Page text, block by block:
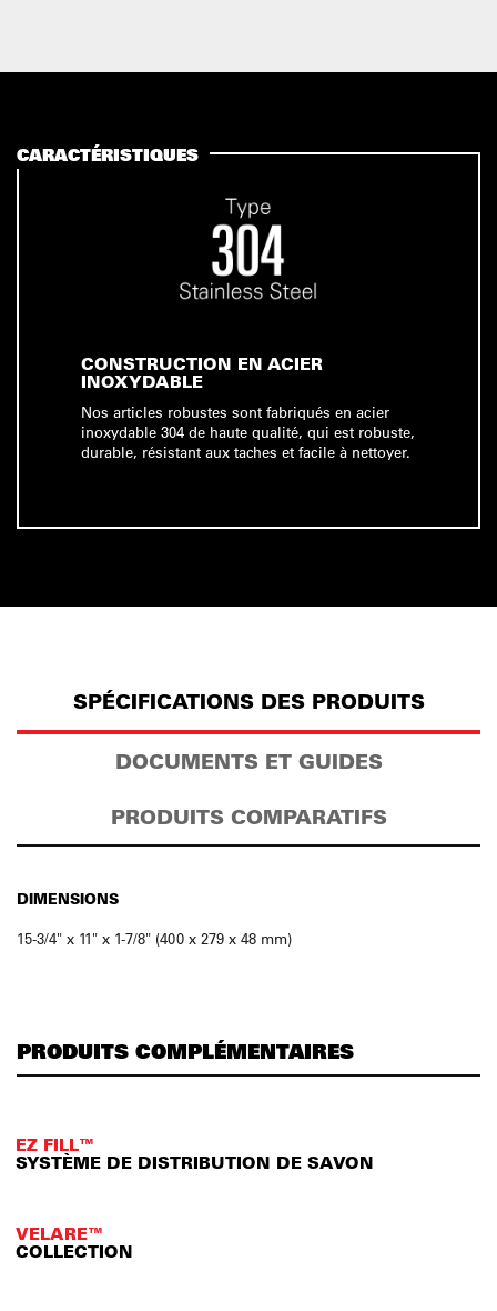
CARACTÉRISTIQUES
CONSTRUCTION EN ACIER
INOXYDABLE
Nos articles robustes sont fabriqués en acier
inoxydable 304 de haute qualité, qui est robuste,
durable, résistant aux taches et facile à nettoyer.
SPÉCIFICATIONS DES PRODUITS
DOCUMENTS ET GUIDES
PRODUITS COMPARATIFS
DIMENSIONS
15-3/4" x 11" x 1-7/8" (400 x 279 x 48 mm)
PRODUITS COMPLÉMENTAIRES
EZ FILL™
SYSTÈME DE DISTRIBUTION DE SAVON
VELARE™
COLLECTION